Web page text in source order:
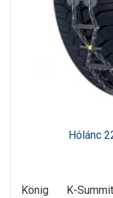
Hólánc
König K-